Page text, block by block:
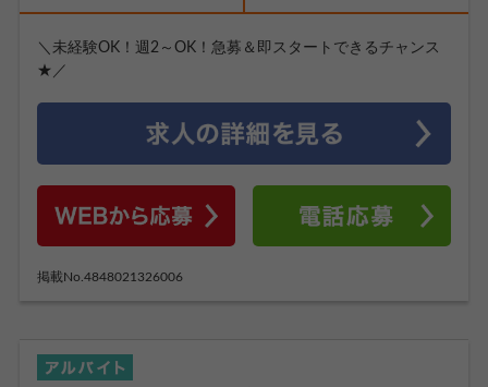
＼未経験OK！週2～OK！急募＆即スタートできるチャンス
★／
掲載No.4848021326006